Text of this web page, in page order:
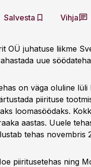
Salvesta Vihja
OÜ juhatuse liikme
uue
on väga oluline
piirituse
loomasöödaks.
aastas. Uuele
tehas novembris
piiritusetehas ning